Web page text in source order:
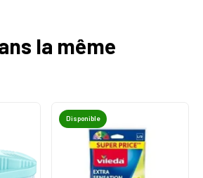
la même
Disponible